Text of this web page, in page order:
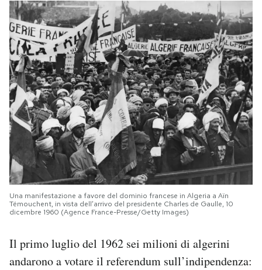
Una manifestazione a favore del dominio francese in Algeria a Aïn
Témouchent, in vista dell’arrivo del presidente Charles de Gaulle, 10
dicembre 1960 (Agence France-Presse/Getty Images)
Il primo luglio del 1962 sei milioni di algerini
andarono a votare il referendum sull’indipendenza: